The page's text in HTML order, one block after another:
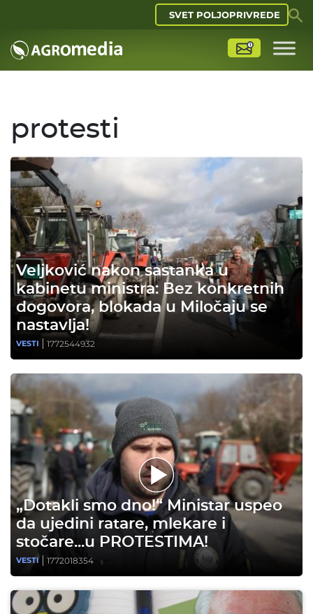
SVET POLJOPRIVREDE
protesti
Veljković nakon sastanka u
kabinetu ministra: Bez konkretnih
dogovora, blokada u Miločaju se
nastavlja!
VESTI 1772544932
„Dotakli smo dno!“ Ministar uspeo
da ujedini ratare, mlekare i
stočare...u PROTESTIMA!
VESTI 1772018354